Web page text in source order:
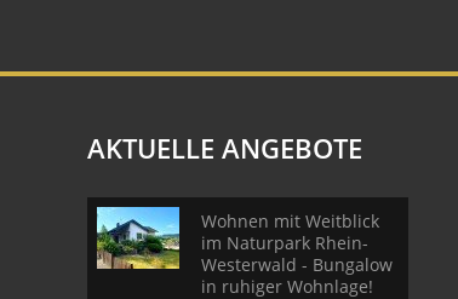
AKTUELLE ANGEBOTE
Wohnen mit Weitblick
im Naturpark Rhein-
Westerwald - Bungalow
in ruhiger Wohnlage!